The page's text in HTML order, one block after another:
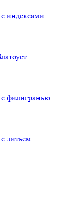
индексами
филигранью
литьем